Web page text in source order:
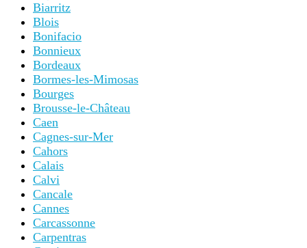
Biarritz
Blois
Bonifacio
Bonnieux
Bordeaux
Bormes-les-Mimosas
Bourges
Brousse-le-Château
Caen
Cagnes-sur-Mer
Cahors
Calais
Calvi
Cancale
Cannes
Carcassonne
Carpentras